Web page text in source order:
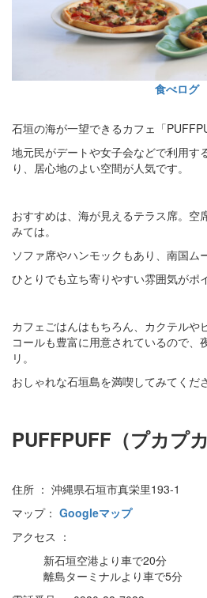
食べログ
石垣の海が一望できるカフェ「
地元民がデートや女子会などで利用す
り、居心地のよい空間が人気です。
おすすめは、海が見えるテラス席。空
みては。
ソファ席やハンモックもあり、南国ム
ひとりでも立ち寄りやすい雰囲気がポ
カフェごはんはもちろん、カクテルや
コールも豊富に用意されているので、
リ。
おしゃれな石垣島を満喫してみてくだ
PUFFPUFF（プカプカ
住所 ： 沖縄県石垣市真栄里193-1
マップ： Googleマップ
アクセス ：
新石垣空港より車で20分
離島ターミナルより車で5分